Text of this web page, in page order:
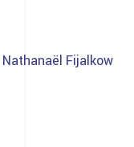
Nathanaël Fijalkow